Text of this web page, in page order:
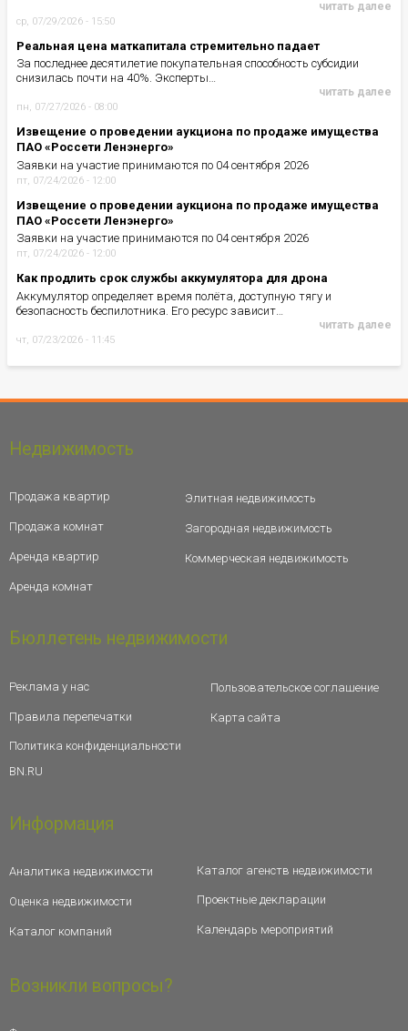
читать далее
ср, 07/29/2026 - 15:50
Реальная цена маткапитала стремительно падает
За последнее десятилетие покупательная способность субсидии
снизилась почти на 40%. Эксперты…
читать далее
пн, 07/27/2026 - 08:00
Извещение о проведении аукциона по продаже имущества
ПАО «Россети Ленэнерго»
Заявки на участие принимаются по 04 сентября 2026
пт, 07/24/2026 - 12:00
Извещение о проведении аукциона по продаже имущества
ПАО «Россети Ленэнерго»
Заявки на участие принимаются по 04 сентября 2026
пт, 07/24/2026 - 12:00
Как продлить срок службы аккумулятора для дрона
Аккумулятор определяет время полёта, доступную тягу и
безопасность беспилотника. Его ресурс зависит…
читать далее
чт, 07/23/2026 - 11:45
Недвижимость
Продажа квартир
Продажа комнат
Аренда квартир
Аренда комнат
Элитная недвижимость
Загородная недвижимость
Коммерческая недвижимость
Бюллетень недвижимости
Реклама у нас
Правила перепечатки
Политика конфиденциальности
BN.RU
Пользовательское соглашение
Карта сайта
Информация
Аналитика недвижимости
Оценка недвижимости
Каталог компаний
Каталог агенств недвижимости
Проектные декларации
Календарь мероприятий
Возникли вопросы?